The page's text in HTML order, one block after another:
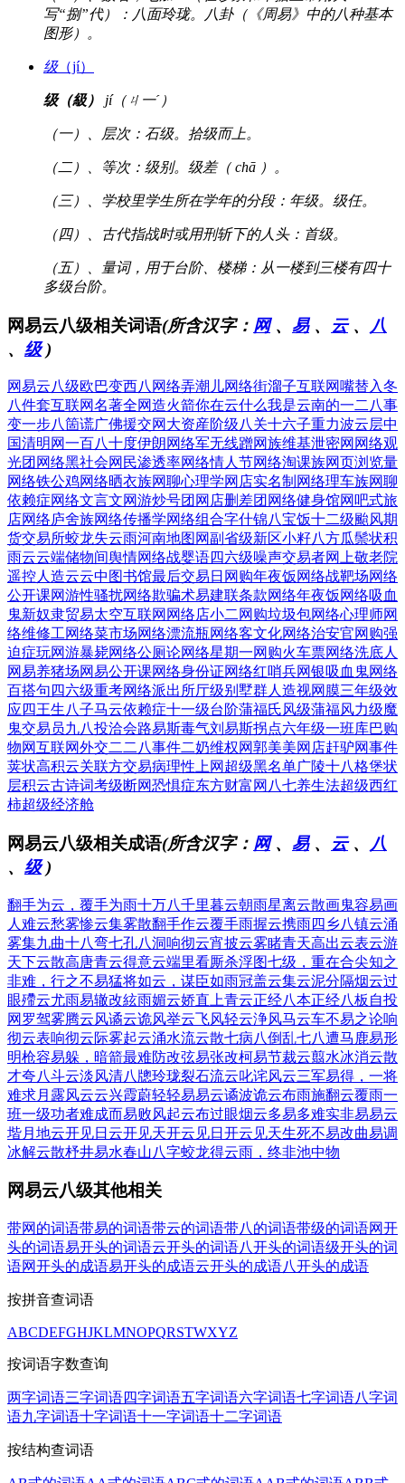
写“捌”代）：八面玲珑。八卦（《周易》中的八种基本
图形）。
级（jí）
级（級） jí（ㄐ一ˊ）
（一）、层次：石级。拾级而上。
（二）、等次：级别。级差（ chā ）。
（三）、学校里学生所在学年的分段：年级。级任。
（四）、古代指战时或用刑斩下的人头：首级。
（五）、量词，用于台阶、楼梯：从一楼到三楼有四十
多级台阶。
网易云八级相关词语(所含汉字： 网、 易、 云、
八
、 级)
网易云八级欧巴变西八 网络弄潮儿网络街溜子互联网嘴替入冬
八件套互联网名著全网造火箭你在云什么我是云南的一二八事
变一步八箇谎广佛援交网 大资産阶级八关十六子重力波云层中
国清明网一百八十度伊朗网络军无线蹭网族维基泄密网 网络观
光团 网络黑社会网民渗透率网络情人节网络淘课族网页浏览量
网络铁公鸡网络晒衣族网聊心理学网店实名制 网络理车族网聊
依赖症网络文言文网游炒号团 网店删差团 网络健身馆网吧式旅
店网络庐舍族网络传播学网络组合字什锦八宝饭十二级颱风期
货交易所蛟龙失云雨河南地图网副省级新区小籽八方瓜鬃状积
雨云云端储物间舆情网络战婴语四六级噪声交易者网上敬老院
遥控人造云云中图书馆最后交易日 网购年夜饭网络战靶场网络
公开课网游性骚扰网络欺骗术易建联条款网络年夜饭网络吸血
鬼新奴隶贸易太空互联网 网络店小二 网购垃圾包网络心理师网
络维修工网络菜市场网络漂流瓶网络客文化网络治安官网购强
迫症玩网游暴毙网络公厕论网络星期一网购火车票网络洗底人
网易养猪场网易公开课网络身份证网络红哨兵网银吸血鬼网络
百搭句 四六级重考网络派出所厅级别墅群人造视网膜三年级效
应 四王生八子马云依赖症十一级台阶蒲福氏风级蒲福风力级魔
鬼交易员九八投洽会路易斯毒气刘易斯拐点六年级一班库巴购
物网互联网外交二二八事件二奶维权网郭美美网店赶驴网事件
荚状高积云关联方交易病理性上网 超级黑名单广陵十八格堡状
层积云古诗词考级断网恐惧症东方财富网 八七养生法超级西红
柿超级经济舱
网易云八级相关成语(所含汉字： 网、 易、 云、
八
、 级)
翻手为云，覆手为雨十万八千里暮云朝雨星离云散画鬼容易画
人难云愁雾惨云集雾散翻手作云覆手雨握云携雨四乡八镇云涌
雾集九曲十八弯七孔八洞响彻云宵披云雾睹青天高出云表云游
天下云散高唐青云得意云端里看厮杀浮图七级，重在合尖知之
非难，行之不易猛将如云，谋臣如雨冠盖云集云泥分隔烟云过
眼殢云尤雨易辙改絃雨媚云娇直上青云正经八本正经八板 自投
网罗驾雾腾云风谲云诡风举云飞风轻云浄风马云车不易之论响
彻云表响彻云际雾起云涌水流云散七病八倒乱七八遭马鹿易形
明枪容易躲，暗箭最难防改弦易张改柯易节裁云翦水冰消云散
才夸八斗云淡风清八牕玲珑裂石流云叱诧风云三军易得，一将
难求月露风云云兴霞蔚轻轻易易云谲波诡云布雨施翻云覆雨一
班一级功者难成而易败风起云布过眼烟云多易多难实非易易云
堦月地云开见日 云开见天开云见日 开云见天生死不易改曲易调
冰解云散杼井易水春山八字蛟龙得云雨，终非池中物
网易云八级其他相关
带网的词语带易的词语带云的词语带八的词语带级的词语网开
头的词语易开头的词语云开头的词语八开头的词语级开头的词
语网开头的成语易开头的成语云开头的成语八开头的成语
按拼音查词语
ABCDEFGHJKLMNOPQRSTWXYZ
按词语字数查询
两字词语三字词语四字词语五字词语六字词语七字词语八字词
语九字词语十字词语十一字词语十二字词语
按结构查词语